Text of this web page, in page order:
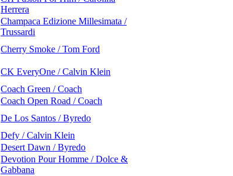
Herrera
Champaca Edizione Millesimata /
Trussardi
Cherry Smoke / Tom Ford
CK EveryOne / Calvin Klein
Coach Green / Coach
Coach Open Road / Coach
De Los Santos / Byredo
Defy / Calvin Klein
Desert Dawn / Byredo
Devotion Pour Homme / Dolce &
Gabbana